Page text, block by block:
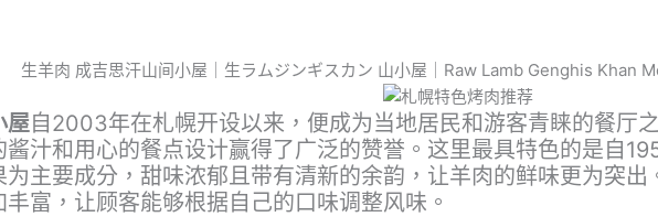
生羊肉 成吉思汗山间小屋｜生ラムジンギスカン 山小屋｜Raw Lamb Genghis Khan
屋自2003年在札幌开设以来，便成为当地居民和游客青睐的餐厅
汁和用心的餐点设计赢得了广泛的赞誉。这里最具特色的是自
主要成分，甜味浓郁且带有清新的余韵，让羊肉的鲜味更为突
富，让顾客能够根据自己的口味调整风味。